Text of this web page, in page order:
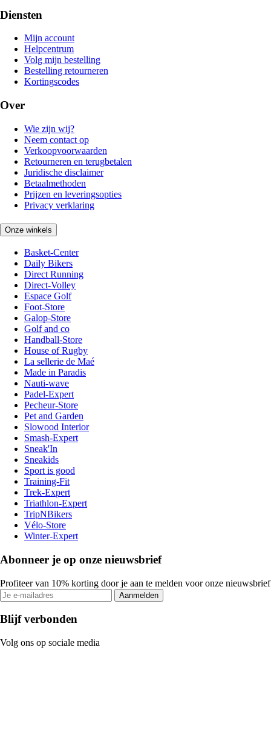
Diensten
Mijn account
Helpcentrum
Volg mijn bestelling
Bestelling retourneren
Kortingscodes
Over
Wie zijn wij?
Neem contact op
Verkoopvoorwaarden
Retourneren en terugbetalen
Juridische disclaimer
Betaalmethoden
Prijzen en leveringsopties
Privacy verklaring
Onze winkels
Basket-Center
Daily Bikers
Direct Running
Direct-Volley
Espace Golf
Foot-Store
Galop-Store
Golf and co
Handball-Store
House of Rugby
La sellerie de Maé
Made in Paradis
Nauti-wave
Padel-Expert
Pecheur-Store
Pet and Garden
Slowood Interior
Smash-Expert
Sneak'In
Sneakids
Sport is good
Training-Fit
Trek-Expert
Triathlon-Expert
TripNBikers
Vélo-Store
Winter-Expert
Abonneer je op onze nieuwsbrief
Profiteer van 10% korting door je aan te melden voor onze nieuwsbrief
Aanmelden
Blijf verbonden
Volg ons op sociale media